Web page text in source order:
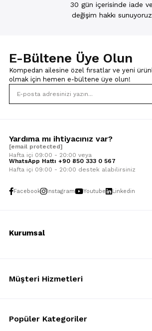
30 gün içerisinde iade ve
değişim hakkı sunuyoruz
E-Bültene Üye Olun
Kompedan ailesine özel fırsatlar ve yeni
olmak için hemen e-bültene üye olun!
Yardıma mı ihtiyacınız var?
[email protected]
Hafta içi 09:00 - 20:00 veya
WhatsApp Hattı +90 850 333 0 567
Hafta içi 09:00 - 20:00 destek alabilirsiniz
Facebook Instagram Youtube Linkedin
Kurumsal
Müşteri Hizmetleri
Popüler Kategoriler